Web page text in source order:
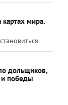
мира.
дольщиков,
победы